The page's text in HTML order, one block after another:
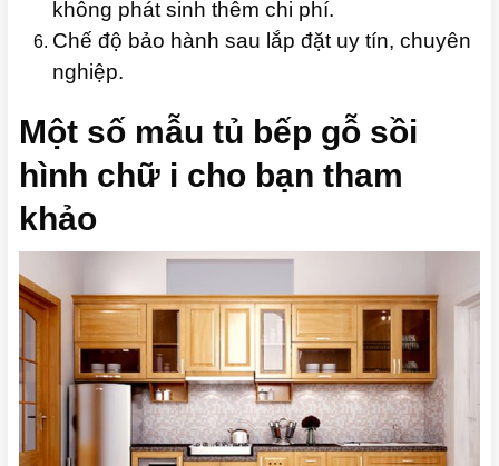
không phát sinh thêm chi phí.
Chế độ bảo hành sau lắp đặt uy tín, chuyên
nghiệp.
Một số mẫu tủ bếp gỗ sồi
hình chữ i cho bạn tham
khảo